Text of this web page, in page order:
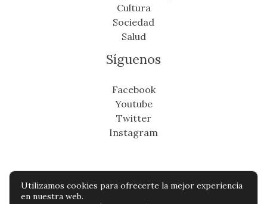
Cultura
Sociedad
Salud
Síguenos
Facebook
Youtube
Twitter
Instagram
Copyright © Todos os direitos reservados -
Utilizamos cookies para ofrecerte la mejor experiencia
en nuestra web.